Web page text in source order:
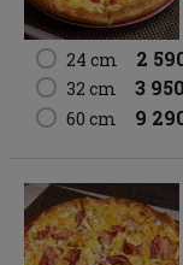
24 cm 2
32 cm 3
60 cm 9